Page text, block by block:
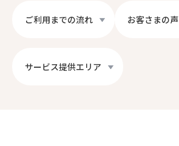
ご利用までの流れ お客さまの声
サービス提供エリア